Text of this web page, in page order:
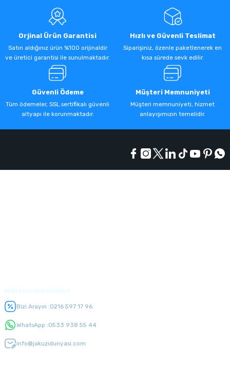
Orjinal Ürün Garantisi
Satın aldığınız ürün %100 orijinaldir
ve üretici garantisi ile sunulmaktadır.
Hızlı ve Güvenli Teslimat
Siparişiniz, özenle paketlenerek en
kısa sürede sevk edilir.
Güvenli Ödeme
Tüm ödemeler, SSL sertifikalı güvenli
altyapı ile korunmaktadır.
Müşteri Memnuniyeti
Müşteri memnuniyeti, hizmet
anlayışımızın temelidir.
Bizi Arayın :0216 597 17 96
WhatsApp :0533 938 55 44
info@jakuzidunyasi.com